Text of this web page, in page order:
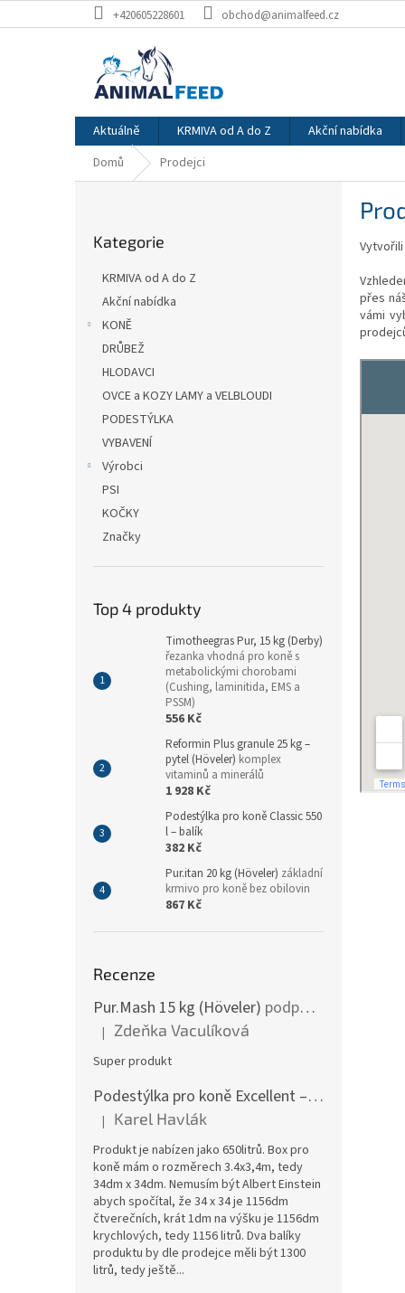
na
+420605228601 obchod@animalfeed.cz
Aktuálně KRMIVA od A do Z Akční nabídka
Domů
Prodejci
kategorie
Kategorie
KRMIVA od A do Z
Akční nabídka
KONĚ
DRŮBEŽ
HLODAVCI
OVCE a KOZY LAMY a VELBLOUDI
PODESTÝLKA
VYBAVENÍ
Výrobci
PSI
KOČKY
Značky
Top 4 produkty
Timotheegras Pur, 15 kg (Derby)
řezanka vhodná pro koně s
metabolickými chorobami
(Cushing, laminitida, EMS a
PSSM)
556 Kč
Reformin Plus granule 25 kg –
pytel (Höveler) komplex
vitaminů a minerálů
1 928 Kč
Podestýlka pro koně Classic 550
l – balík
382 Kč
Pur.itan 20 kg (Höveler) základní
krmivo pro koně bez obilovin
867 Kč
Recenze
Pur.Mash 15 kg (Höveler) podpora žaludku a střev
Hodnocení produktu je 5 z 5 hvězdiček.
| Zdeňka Vaculíková
Super produkt
Podestýlka pro koně Excellent – paleta 18 balíků
Hodnocení produktu je 1 z 5 hvězdiček.
| Karel Havlák
Produkt je nabízen jako 650litrů. Box pro
koně mám o rozměrech 3.4x3,4m, tedy
34dm x 34dm. Nemusím být Albert Einstein
abych spočítal, že 34 x 34 je 1156dm
čtverečních, krát 1dm na výšku je 1156dm
krychlových, tedy 1156 litrů. Dva balíky
produktu by dle prodejce měli být 1300
litrů, tedy ještě...
přes
vámi